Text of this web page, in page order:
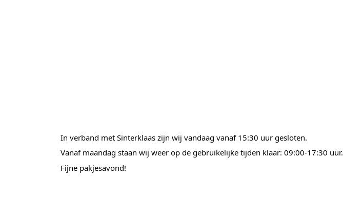
In verband met Sinterklaas zijn wij vandaag vanaf 15:30 uur gesloten.
Vanaf maandag staan wij weer op de gebruikelijke tijden klaar: 09:00-17:30 uur.
Fijne pakjesavond!